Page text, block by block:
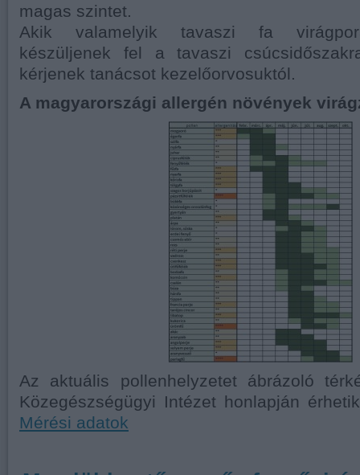
magas szintet.
Akik valamelyik tavaszi fa
készüljenek fel a tavaszi
kérjenek tanácsot kezelőorvosuktól.
A magyarországi allergén növények
Az aktuális pollenhelyzetet ábrázoló
Közegészségügyi Intézet honlapján
Mérési adatok